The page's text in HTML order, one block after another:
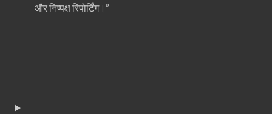
और निष्पक्ष रिपोर्टिंग।”